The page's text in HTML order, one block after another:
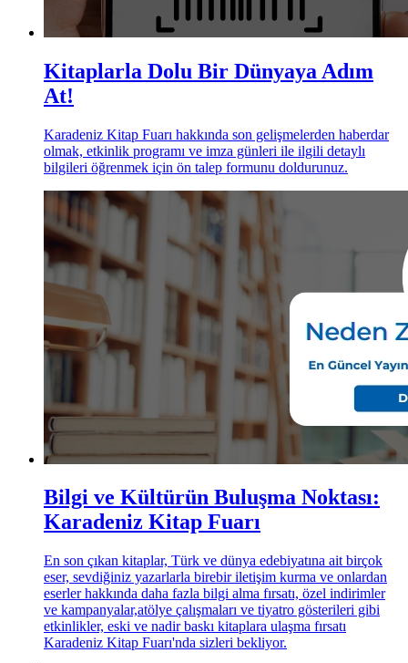
Kitaplarla Dolu Bir Dünyaya Adım
At!
Karadeniz Kitap Fuarı hakkında son gelişmelerden haberdar
olmak, etkinlik programı ve imza günleri ile ilgili detaylı
bilgileri öğrenmek için ön talep formunu doldurunuz.
Bilgi ve Kültürün Buluşma Noktası:
Karadeniz Kitap Fuarı
En son çıkan kitaplar, Türk ve dünya edebiyatına ait birçok
eser, sevdiğiniz yazarlarla birebir iletişim kurma ve onlardan
eserler hakkında daha fazla bilgi alma fırsatı, özel indirimler
ve kampanyalar,atölye çalışmaları ve tiyatro gösterileri gibi
etkinlikler, eski ve nadir baskı kitaplara ulaşma fırsatı
Karadeniz Kitap Fuarı'nda sizleri bekliyor.